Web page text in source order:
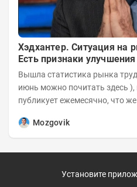
Хэдхантер. Ситуация на
Есть признаки улучшения
Вышла статистика рынка труда за июль 2026 года (за
июнь можно почитать здесь ), которую Хедхантер
публикует ежемесячно, что
Mozgovik
Установите